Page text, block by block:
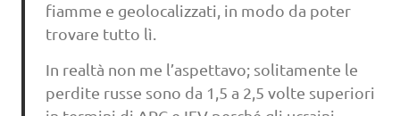
fiamme e geolocalizzati, in modo da poter
trovare tutto lì.
In realtà non me l’aspettavo; solitamente le
perdite russe sono da 1,5 a 2,5 volte superiori